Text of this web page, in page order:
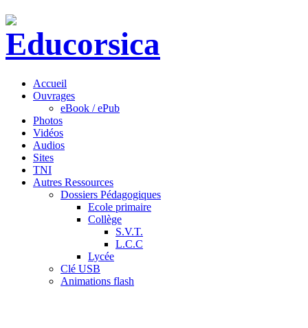
Accueil
Ouvrages
eBook / ePub
Photos
Vidéos
Audios
Sites
TNI
Autres Ressources
Dossiers Pédagogiques
Ecole primaire
Collège
S.V.T.
L.C.C
Lycée
Clé USB
Animations flash